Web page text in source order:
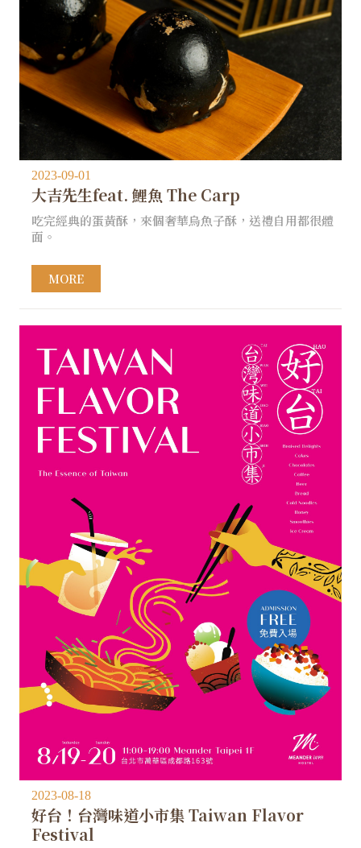
2023-09-01
大吉先生feat. 鯉魚 The Carp
吃完經典的蛋黃酥，來個奢華烏魚子酥，送禮自用都很體
面。
MORE
2023-08-18
好台！台灣味道小市集 Taiwan Flavor
Festival